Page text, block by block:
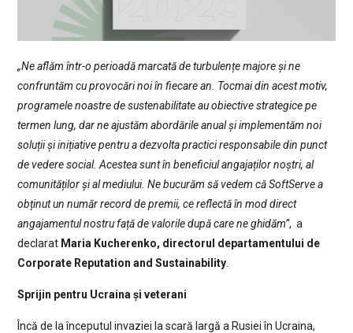
„Ne aflăm într-o perioadă marcată de turbulențe majore și ne
confruntăm cu provocări noi în fiecare an. Tocmai din acest motiv,
programele noastre de sustenabilitate au obiective strategice pe
termen lung, dar ne ajustăm abordările anual și implementăm noi
soluții și inițiative pentru a dezvolta practici responsabile din punct
de vedere social. Acestea sunt în beneficiul angajaților noștri, al
comunităților și al mediului. Ne bucurăm să vedem că SoftServe a
obținut un număr record de premii, ce reflectă în mod direct
angajamentul nostru față de valorile după care ne ghidăm”, a
declarat Maria Kucherenko, directorul departamentului de
Corporate Reputation and Sustainability.
Sprijin pentru Ucraina și veterani
Încă de la începutul invaziei la scară largă a Rusiei în Ucraina,